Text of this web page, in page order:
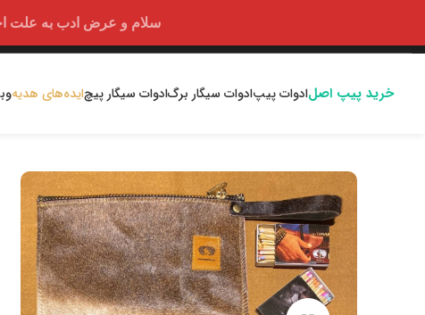
سلام و عرض ادب به علت اختلالات
خرید پیپ اصلادوات پیپادوات سیگار برگادوات سیگار پیچایده‌های هدیه